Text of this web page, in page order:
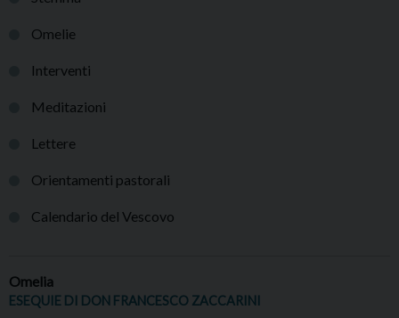
Omelie
Interventi
Meditazioni
Lettere
Orientamenti pastorali
Calendario del Vescovo
Omelia
ESEQUIE DI DON FRANCESCO ZACCARINI